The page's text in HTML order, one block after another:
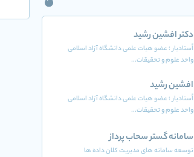
دکتر افشین رشید
اُستادیار ؛ عضو هیات علمی دانشگاه آزاد اسلامی
واحد علوم و تحقیقات...
افشین رشید
اُستادیار ؛ عضو هیات علمی دانشگاه آزاد اسلامی
واحد علوم و تحقیقات...
سامانه گستر سحاب پرداز
توسعه سامانه های مدیریت کلان داده ها